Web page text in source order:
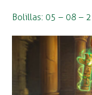
Bolillas: 05 – 08 –